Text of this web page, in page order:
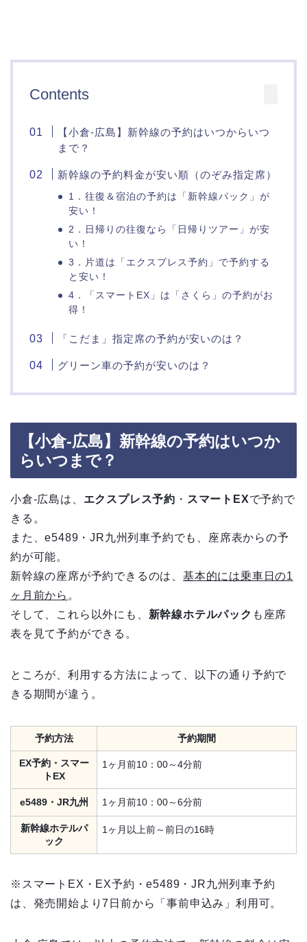
Contents
【小倉-広島】新幹線の予約はいつからいつ
まで？
新幹線の予約料金が安い順（のぞみ指定席）
1．往復＆宿泊の予約は「新幹線パック」が
安い！
2．日帰りの往復なら「日帰りツアー」が安
い！
3．片道は「エクスプレス予約」で予約する
と安い！
4．「スマートEX」は「さくら」の予約がお
得！
「こだま」指定席の予約が安いのは？
グリーン車の予約が安いのは？
【小倉-広島】新幹線の予約はいつか
らいつまで？
小倉-広島は、 エクスプレス予約 ・ スマートEXで予約で
きる。
また、e5489・JR九州列車予約でも、座席表からの予
約が可能。
新幹線の座席が予約できるのは、 基本的には乗車日の1
ヶ月前から 。
そして、これら以外にも、 新幹線ホテルパック も座席
表を見て予約ができる。
ところが、利用する方法によって、以下の通り予約で
きる期間が違う。
予約方法 予約期間
EX予約・スマー
トEX
1ヶ月前10：00～4分前
e5489・JR九州 1ヶ月前10：00～6分前
新幹線ホテルパ
ック
1ヶ月以上前～前日の16時
※スマートEX・EX予約・e5489・JR九州列車予約
は、発売開始より7日前から「事前申込み」利用可。